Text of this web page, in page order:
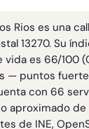
Rios es una
13270. Su
vida es 66/100
— puntos
con 66
aproximado de
de INE,